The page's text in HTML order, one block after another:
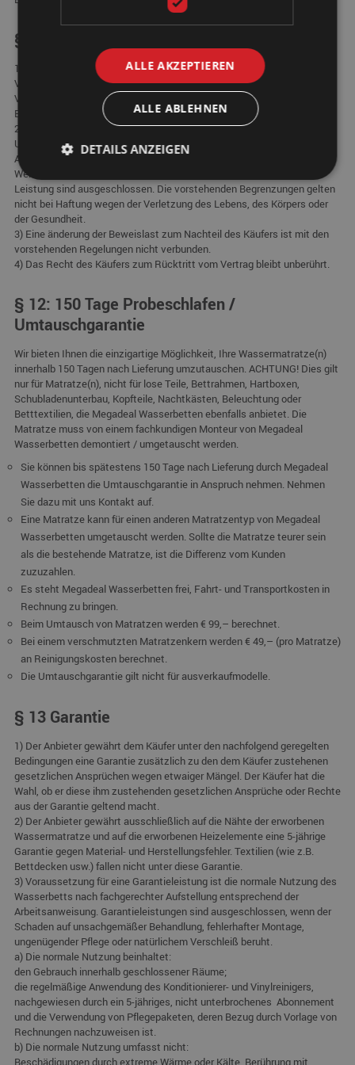
§ 11 Haftung für Unmöglichkeit
1) Der Anbieter haftet bei Unmöglichkeit der Leistung in Fällen des
Vorsatzes oder der groben Fahrlässigkeit des Anbieters oder eines
Vertreters oder Erfüllungsgehilfen nach den gesetzlichen
Bestimmungen.
2) Außerhalb der Fälle des Abs. 1 wird die Haftung des Anbieters wegen
Unmöglichkeit auf Schadensersatz und auf Ersatz vergeblicher
Aufwendungen auf insgesamt 25 % des Wertes der Leistung begrenzt.
Weitergehende Ansprüche des Käufers wegen Unmöglichkeit der
Leistung sind ausgeschlossen. Die vorstehenden Begrenzungen gelten
nicht bei Haftung wegen der Verletzung des Lebens, des Körpers oder
der Gesundheit.
3) Eine änderung der Beweislast zum Nachteil des Käufers ist mit den
vorstehenden Regelungen nicht verbunden.
4) Das Recht des Käufers zum Rücktritt vom Vertrag bleibt unberührt.
§ 12: 150 Tage Probeschlafen /
Umtauschgarantie
Wir bieten Ihnen die einzigartige Möglichkeit, Ihre Wassermatratze(n)
innerhalb 150 Tagen nach Lieferung umzutauschen. ACHTUNG! Dies gilt
nur für Matratze(n), nicht für lose Teile, Bettrahmen, Hartboxen,
Schubladenunterbau, Kopfteile, Nachtkästen, Beleuchtung oder
Betttextilien, die Megadeal Wasserbetten ebenfalls anbietet. Die
Matratze muss von einem fachkundigen Monteur von Megadeal
Wasserbetten demontiert / umgetauscht werden.
Sie können bis spätestens 150 Tage nach Lieferung durch Megadeal
Wasserbetten die Umtauschgarantie in Anspruch nehmen. Nehmen
Sie dazu mit uns Kontakt auf.
Eine Matratze kann für einen anderen Matratzentyp von Megadeal
Wasserbetten umgetauscht werden. Sollte die Matratze teurer sein
als die bestehende Matratze, ist die Differenz vom Kunden
zuzuzahlen.
Es steht Megadeal Wasserbetten frei, Fahrt- und Transportkosten in
Rechnung zu bringen.
Beim Umtausch von Matratzen werden € 99,– berechnet.
Bei einem verschmutzten Matratzenkern werden € 49,– (pro Matratze)
an Reinigungskosten berechnet.
Die Umtauschgarantie gilt nicht für ausverkaufmodelle.
§ 13 Garantie
1) Der Anbieter gewährt dem Käufer unter den nachfolgend geregelten
Bedingungen eine Garantie zusätzlich zu den dem Käufer zustehenen
gesetzlichen Ansprüchen wegen etwaiger Mängel. Der Käufer hat die
Wahl, ob er diese ihm zustehenden gesetzlichen Ansprüche oder Rechte
aus der Garantie geltend macht.
2) Der Anbieter gewährt ausschließlich auf die Nähte der erworbenen
Wassermatratze und auf die erworbenen Heizelemente eine 5-jährige
Garantie gegen Material- und Herstellungsfehler. Textilien (wie z.B.
Bettdecken usw.) fallen nicht unter diese Garantie.
3) Voraussetzung für eine Garantieleistung ist die normale Nutzung des
Wasserbetts nach fachgerechter Aufstellung entsprechend der
Arbeitsanweisung. Garantieleistungen sind ausgeschlossen, wenn der
Schaden auf unsachgemäßer Behandlung, fehlerhafter Montage,
ungenügender Pflege oder natürlichem Verschleiß beruht.
a) Die normale Nutzung beinhaltet:
den Gebrauch innerhalb geschlossener Räume;
die regelmäßige Anwendung des Konditionierer- und Vinylreinigers,
nachgewiesen durch ein 5-jähriges, nicht unterbrochenes Abonnement
und die Verwendung von Pflegepaketen, deren Bezug durch Vorlage von
Rechnungen nachzuweisen ist.
b) Die normale Nutzung umfasst nicht:
Beschädigungen durch extreme Wärme oder Kälte, Berührung mit
ALLE AKZEPTIEREN
ALLE ABLEHNEN
DETAILS ANZEIGEN